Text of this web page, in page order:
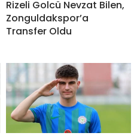
Rizeli Golcü Nevzat Bilen,
Zonguldakspor’a
Transfer Oldu